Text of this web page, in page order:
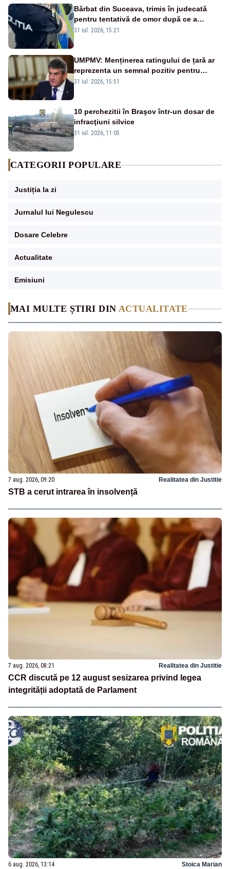
MAI MULTE ȘTIRI DIN ACTUALITATE
7 aug. 2026, 09:20 Realitatea din Justitie
STB a cerut intrarea în insolvență
7 aug. 2026, 08:21 Realitatea din Justitie
CCR discută pe 12 august sesizarea privind legea
integrității adoptată de Parlament
6 aug. 2026, 13:14 Stoica Marian
Bărbat din Suceava, trimis în judecată
pentru tentativă de omor după ce a
înjunghiat un tânăr în urma unui conflict
31 iul. 2026, 15:21
UMPMV: Menținerea ratingului de țară ar
reprezenta un semnal pozitiv pentru
România. Autoritățile trebuie să continue
31 iul. 2026, 15:51
10 perchezitii în Braşov într-un dosar de
infracţiuni silvice
31 iul. 2026, 11:05
CATEGORII POPULARE
Justiția la zi
Jurnalul lui Negulescu
Dosare Celebre
Actualitate
Emisiuni